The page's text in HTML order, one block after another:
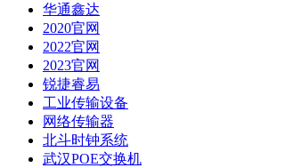
华通鑫达
2020官网
2022官网
2023官网
锐捷睿易
工业传输设备
网络传输器
北斗时钟系统
武汉POE交换机